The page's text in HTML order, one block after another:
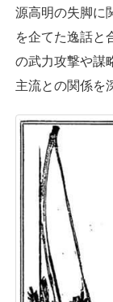
源高明の失脚に
を企てた逸話と
の武力攻撃や謀
主流との関係を